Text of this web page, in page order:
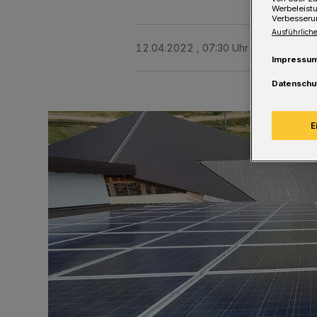
12.04.2022 , 07:30 Uhr